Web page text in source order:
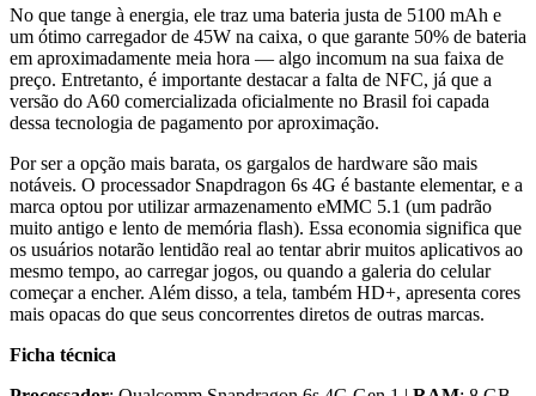
No que tange à energia, ele traz uma bateria justa de 5100 mAh e
um ótimo carregador de 45W na caixa, o que garante 50% de bateria
em aproximadamente meia hora — algo incomum na sua faixa de
preço. Entretanto, é importante destacar a falta de NFC, já que a
versão do A60 comercializada oficialmente no Brasil foi capada
dessa tecnologia de pagamento por aproximação.
Por ser a opção mais barata, os gargalos de hardware são mais
notáveis. O processador Snapdragon 6s 4G é bastante elementar, e a
marca optou por utilizar armazenamento eMMC 5.1 (um padrão
muito antigo e lento de memória flash). Essa economia significa que
os usuários notarão lentidão real ao tentar abrir muitos aplicativos ao
mesmo tempo, ao carregar jogos, ou quando a galeria do celular
começar a encher. Além disso, a tela, também HD+, apresenta cores
mais opacas do que seus concorrentes diretos de outras marcas.
Ficha técnica